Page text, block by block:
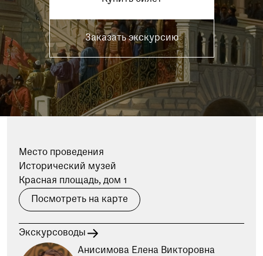
Опрос о качестве работы музея
Просим вас пройти опрос
о качестве работы музея. Ваше
мнение поможет нам стать лучше!
Пройти опрос
Заказать экскурсию
Место проведения
Исторический музей
Красная площадь, дом 1
Посмотреть на карте
Экскурсоводы
Анисимова Елена Викторовна